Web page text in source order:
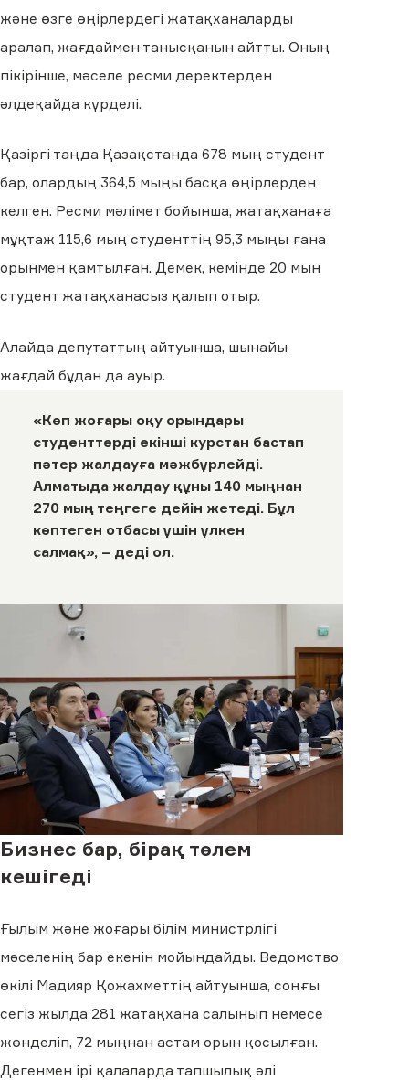
және өзге өңірлердегі жатақханаларды
аралап, жағдаймен танысқанын айтты. Оның
пікірінше, мәселе ресми деректерден
әлдеқайда күрделі.
Қазіргі таңда Қазақстанда 678 мың студент
бар, олардың 364,5 мыңы басқа өңірлерден
келген. Ресми мәлімет бойынша, жатақханаға
мұқтаж 115,6 мың студенттің 95,3 мыңы ғана
орынмен қамтылған. Демек, кемінде 20 мың
студент жатақханасыз қалып отыр.
Алайда депутаттың айтуынша, шынайы
жағдай бұдан да ауыр.
«Көп жоғары оқу орындары
студенттерді екінші курстан бастап
пәтер жалдауға мәжбүрлейді.
Алматыда жалдау құны 140 мыңнан
270 мың теңгеге дейін жетеді. Бұл
көптеген отбасы үшін үлкен
салмақ», – деді ол.
Бизнес бар, бірақ төлем
кешігеді
Ғылым және жоғары білім министрлігі
мәселенің бар екенін мойындайды. Ведомство
өкілі Мадияр Қожахметтің айтуынша, соңғы
сегіз жылда 281 жатақхана салынып немесе
жөнделіп, 72 мыңнан астам орын қосылған.
Дегенмен ірі қалаларда тапшылық әлі